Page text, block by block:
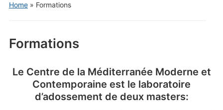
Home» Formations
Formations
Le Centre de la Méditerranée Moderne et
Contemporaine est le laboratoire
d’adossement de deux masters: